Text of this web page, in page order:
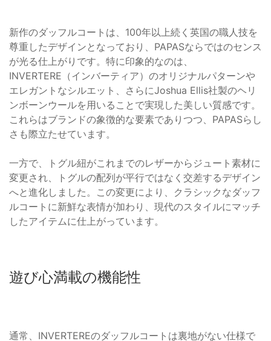
新作のダッフルコートは、100年以上続く英国の職人技を
尊重したデザインとなっており、PAPASならではのセンス
が光る仕上がりです。特に印象的なのは、
INVERTERE（インバーティア）のオリジナルパターンや
エレガントなシルエット、さらにJoshua Ellis社製のヘリ
ンボーンウールを用いることで実現した美しい質感です。
これらはブランドの象徴的な要素でありつつ、PAPASらし
さも際立たせています。
一方で、トグル紐がこれまでのレザーからジュート素材に
変更され、トグルの配列が平行ではなく交差するデザイン
へと進化しました。この変更により、クラシックなダッフ
ルコートに新鮮な表情が加わり、現代のスタイルにマッチ
したアイテムに仕上がっています。
遊び心満載の機能性
通常、INVERTEREのダッフルコートは裏地がない仕様で